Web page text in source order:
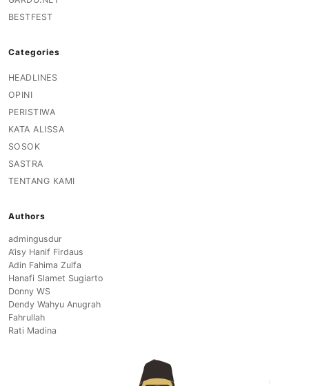
BESTFEST
Categories
HEADLINES
OPINI
PERISTIWA
KATA ALISSA
SOSOK
SASTRA
TENTANG KAMI
Authors
admingusdur
A’isy Hanif Firdaus
Adin Fahima Zulfa
Hanafi Slamet Sugiarto
Donny WS
Dendy Wahyu Anugrah
Fahrullah
Rati Madina